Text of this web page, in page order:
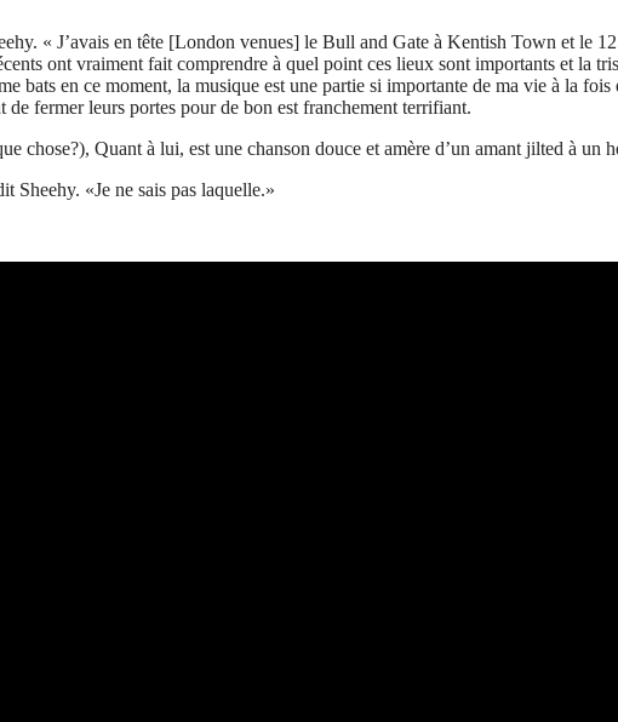
« J’avais en tête [London venues] le Bull and Gate à Kentish Town et le
ont vraiment fait comprendre à quel point ces lieux sont importants et la
bats en ce moment, la musique est une partie si importante de ma vie à la
de fermer leurs portes pour de bon est franchement terrifiant.
chose?), Quant à lui, est une chanson douce et amère d’un amant jilted à un
Sheehy. «Je ne sais pas laquelle.»